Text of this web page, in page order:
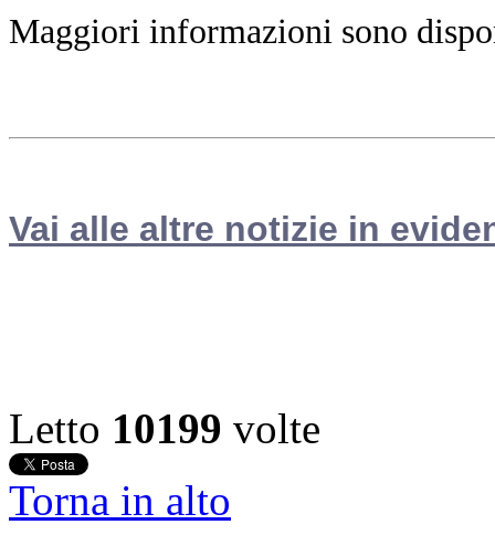
Maggiori informazioni sono
Vai alle altre notizie in
Letto 10199 volte
Torna in alto